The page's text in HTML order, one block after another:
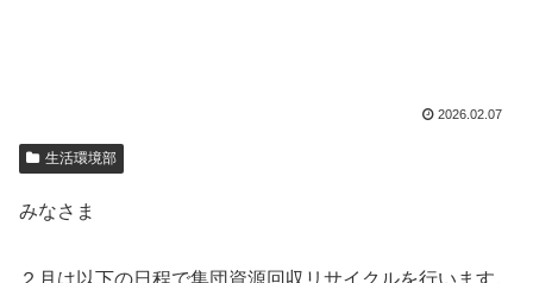
2026.02.07
生活環境部
みなさま
２月は以下の日程で集団資源回収リサイクルを行います。